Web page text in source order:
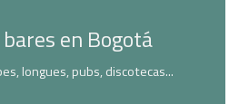
en Bogotá
longues, pubs, discotecas...